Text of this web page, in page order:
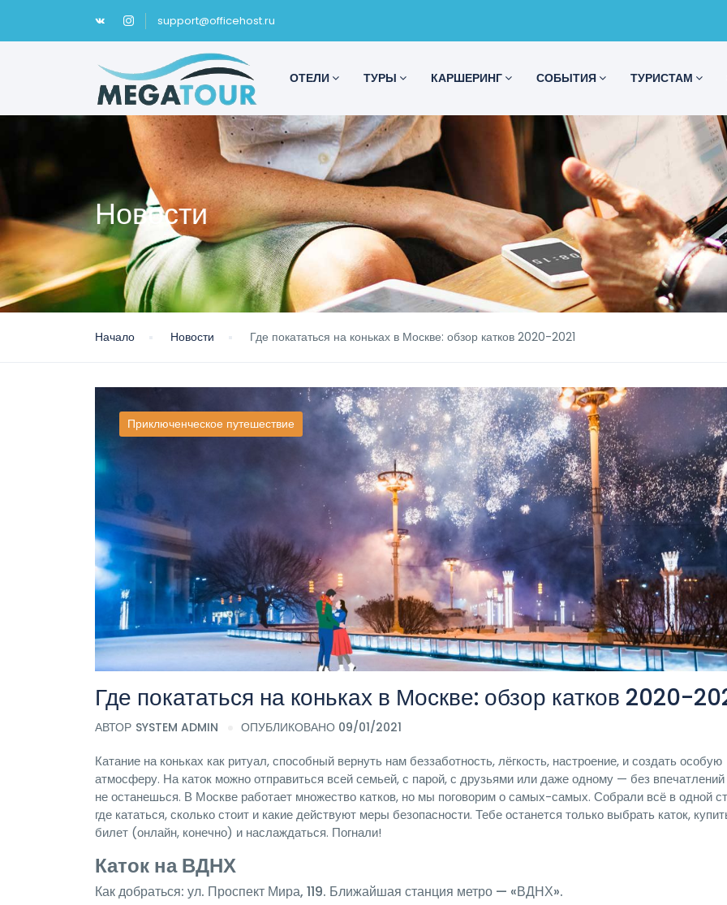
support@officehost.ru
ОТЕЛИ ТУРЫ КАРШЕРИНГ СОБЫТИЯ ТУРИСТАМ
Новости
Начало Новости Где покататься на коньках в Москве: обзор катков 2020-2021
Приключенческое путешествие
Где покататься на коньках в Москве: обзор катков 2020-
АВТОР SYSTEM ADMIN ОПУБЛИКОВАНО 09/01/2021
Катание на коньках как ритуал, способный вернуть нам беззаботность, лёгкость, настроение, и создать особую
атмосферу. На каток можно отправиться всей семьей, с парой, с друзьями или даже одному — без впечатлений
не останешься. В Москве работает множество катков, но мы поговорим о самых-самых. Собрали всё в одной
где кататься, сколько стоит и какие действуют меры безопасности. Тебе останется только выбрать каток,
билет (онлайн, конечно) и наслаждаться. Погнали!
Каток на ВДНХ
Как добраться: ул. Проспект Мира, 119. Ближайшая станция метро — «ВДНХ».